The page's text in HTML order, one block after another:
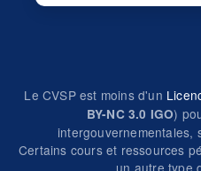
Le CVSP est moins d'un
BY-NC 3.0 IGO)
intergouvernementales,
Certains cours et ressources
un autre type